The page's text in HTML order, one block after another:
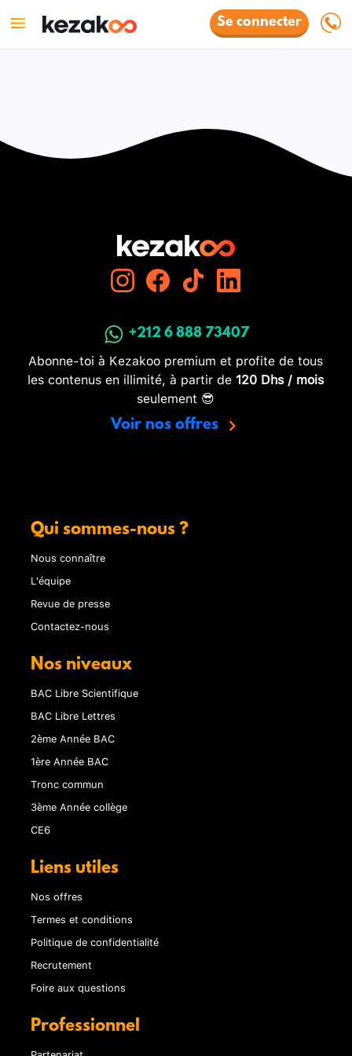
Se connecter
+212 6 888 73407
Abonne-toi à Kezakoo premium et profite de tous
les contenus en illimité, à partir de 120 Dhs / mois
seulement 😎
Voir nos offres
Qui sommes-nous ?
Nous connaître
L'équipe
Revue de presse
Contactez-nous
Nos niveaux
BAC Libre Scientifique
BAC Libre Lettres
2ème Année BAC
1ère Année BAC
Tronc commun
3ème Année collège
CE6
Liens utiles
Nos offres
Termes et conditions
Politique de confidentialité
Recrutement
Foire aux questions
Professionnel